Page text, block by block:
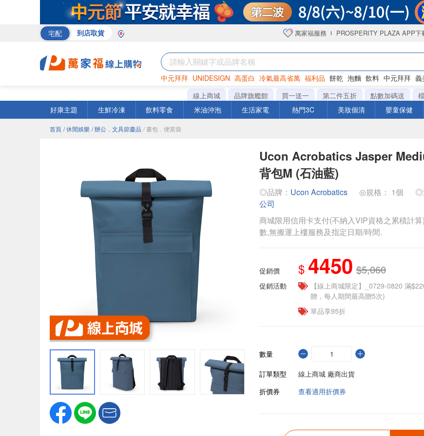
宅配 到店取貨 萬家福服務 PROSPERITY PLAZA APP下
中元拜拜 UNIDESIGN 高蛋白 冷氣最高省萬 福利品 餅乾 泡麵 飲料 中元拜拜 義
罐頭 咖啡 海苔
線上商城 品牌旗艦館 買一送一 第二件五折 點數加碼送
好康主題
生鮮冷凍 飲料零食 米油沖泡 生活家電 熱門3C 美妝個清 嬰童保健
首頁 / 休閒娛樂 / 辦公．文具節慶品 / 書包．便當袋
Ucon Acrobatics Jasper
背包M (石油藍)
◎品牌： Ucon Acrobatics ◎規格： 1個 ◎
公司
商城限用信用卡支付(不納入VIP資格之累積計
數,無搬運上樓服務及指定日期/時間.
促銷價 $ 4450 $5,060
促銷活動
【線上商城限定】_0729-0820 滿
贈，每人期間最高贈5次)
單品享95折
數量
訂單類型
線上商城 廠商出貨
折價券
查看適用折價券